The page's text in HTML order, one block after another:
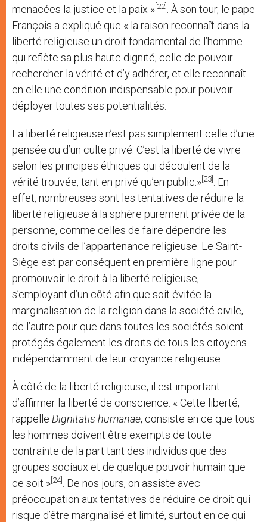
menacées la justice et la paix »[22] . À son tour, le pape
François a expliqué que « la raison reconnaît dans la
liberté religieuse un droit fondamental de l’homme
qui reflète sa plus haute dignité, celle de pouvoir
rechercher la vérité et d’y adhérer, et elle reconnaît
en elle une condition indispensable pour pouvoir
déployer toutes ses potentialités.
La liberté religieuse n’est pas simplement celle d’une
pensée ou d’un culte privé. C’est la liberté de vivre
selon les principes éthiques qui découlent de la
vérité trouvée, tant en privé qu’en public.»[23]
. En
effet, nombreuses sont les tentatives de réduire la
liberté religieuse à la sphère purement privée de la
personne, comme celles de faire dépendre les
droits civils de l’appartenance religieuse. Le Saint-
Siège est par conséquent en première ligne pour
promouvoir le droit à la liberté religieuse,
s’employant d’un côté afin que soit évitée la
marginalisation de la religion dans la société civile,
de l’autre pour que dans toutes les sociétés soient
protégés également les droits de tous les citoyens
indépendamment de leur croyance religieuse.
À côté de la liberté religieuse, il est important
d’affirmer la liberté de conscience. « Cette liberté,
rappelle Dignitatis humanae, consiste en ce que tous
les hommes doivent être exempts de toute
contrainte de la part tant des individus que des
groupes sociaux et de quelque pouvoir humain que
ce soit »[24]
. De nos jours, on assiste avec
préoccupation aux tentatives de réduire ce droit qui
risque d’être marginalisé et limité, surtout en ce qui